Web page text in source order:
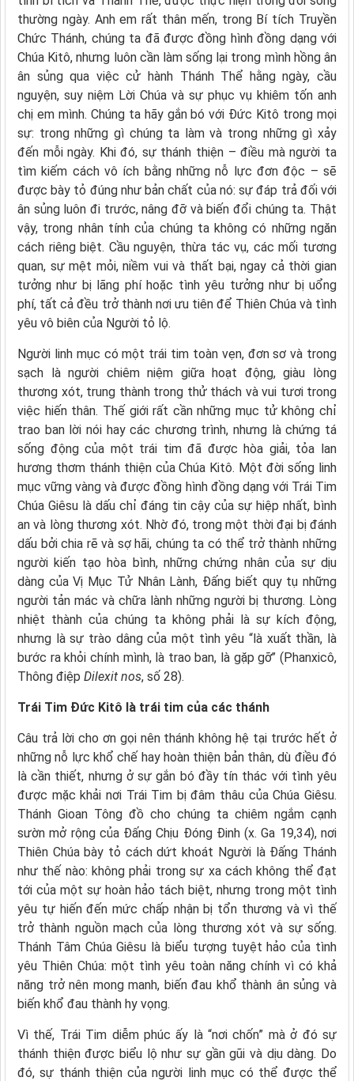
thường ngày. Anh em rất thân mến, trong Bí tích Truyền
Chức Thánh, chúng ta đã được đồng hình đồng dạng với
Chúa Kitô, nhưng luôn cần làm sống lại trong mình hồng ân
ân sủng qua việc cử hành Thánh Thể hằng ngày, cầu
nguyện, suy niệm Lời Chúa và sự phục vụ khiêm tốn anh
chị em mình. Chúng ta hãy gắn bó với Đức Kitô trong mọi
sự: trong những gì chúng ta làm và trong những gì xảy
đến mỗi ngày. Khi đó, sự thánh thiện – điều mà người ta
tìm kiếm cách vô ích bằng những nỗ lực đơn độc – sẽ
được bày tỏ đúng như bản chất của nó: sự đáp trả đối với
ân sủng luôn đi trước, nâng đỡ và biến đổi chúng ta. Thật
vậy, trong nhân tính của chúng ta không có những ngăn
cách riêng biệt. Cầu nguyện, thừa tác vụ, các mối tương
quan, sự mệt mỏi, niềm vui và thất bại, ngay cả thời gian
tưởng như bị lãng phí hoặc tình yêu tưởng như bị uổng
phí, tất cả đều trở thành nơi ưu tiên để Thiên Chúa và tình
yêu vô biên của Người tỏ lộ.
Người linh mục có một trái tim toàn vẹn, đơn sơ và trong
sạch là người chiêm niệm giữa hoạt động, giàu lòng
thương xót, trung thành trong thử thách và vui tươi trong
việc hiến thân. Thế giới rất cần những mục tử không chỉ
trao ban lời nói hay các chương trình, nhưng là chứng tá
sống động của một trái tim đã được hòa giải, tỏa lan
hương thơm thánh thiện của Chúa Kitô. Một đời sống linh
mục vững vàng và được đồng hình đồng dạng với Trái Tim
Chúa Giêsu là dấu chỉ đáng tin cậy của sự hiệp nhất, bình
an và lòng thương xót. Nhờ đó, trong một thời đại bị đánh
dấu bởi chia rẽ và sợ hãi, chúng ta có thể trở thành những
người kiến tạo hòa bình, những chứng nhân của sự dịu
dàng của Vị Mục Tử Nhân Lành, Đấng biết quy tụ những
người tản mác và chữa lành những người bị thương. Lòng
nhiệt thành của chúng ta không phải là sự kích động,
nhưng là sự trào dâng của một tình yêu “là xuất thần, là
bước ra khỏi chính mình, là trao ban, là gặp gỡ” (Phanxicô,
Thông điệp Dilexit nos, số 28).
Trái Tim Đức Kitô là trái tim của các thánh
Câu trả lời cho ơn gọi nên thánh không hệ tại trước hết ở
những nỗ lực khổ chế hay hoàn thiện bản thân, dù điều đó
là cần thiết, nhưng ở sự gắn bó đầy tín thác với tình yêu
được mặc khải nơi Trái Tim bị đâm thâu của Chúa Giêsu.
Thánh Gioan Tông đồ cho chúng ta chiêm ngắm cạnh
sườn mở rộng của Đấng Chịu Đóng Đinh (x. Ga 19,34), nơi
Thiên Chúa bày tỏ cách dứt khoát Người là Đấng Thánh
như thế nào: không phải trong sự xa cách không thể đạt
tới của một sự hoàn hảo tách biệt, nhưng trong một tình
yêu tự hiến đến mức chấp nhận bị tổn thương và vì thế
trở thành nguồn mạch của lòng thương xót và sự sống.
Thánh Tâm Chúa Giêsu là biểu tượng tuyệt hảo của tình
yêu Thiên Chúa: một tình yêu toàn năng chính vì có khả
năng trở nên mong manh, biến đau khổ thành ân sủng và
biến khổ đau thành hy vọng.
Vì thế, Trái Tim diễm phúc ấy là “nơi chốn” mà ở đó sự
thánh thiện được biểu lộ như sự gần gũi và dịu dàng. Do
đó, sự thánh thiện của người linh mục có thể được thể